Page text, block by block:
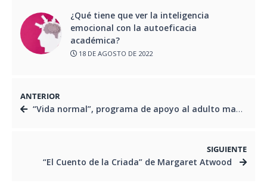
¿Qué tiene que ver la inteligencia
emocional con la autoeficacia
académica?
18 DE AGOSTO DE 2022
ANTERIOR
“Vida normal”, programa de apoyo al adulto mayor o geriátrico
SIGUIENTE
“El Cuento de la Criada” de Margaret Atwood